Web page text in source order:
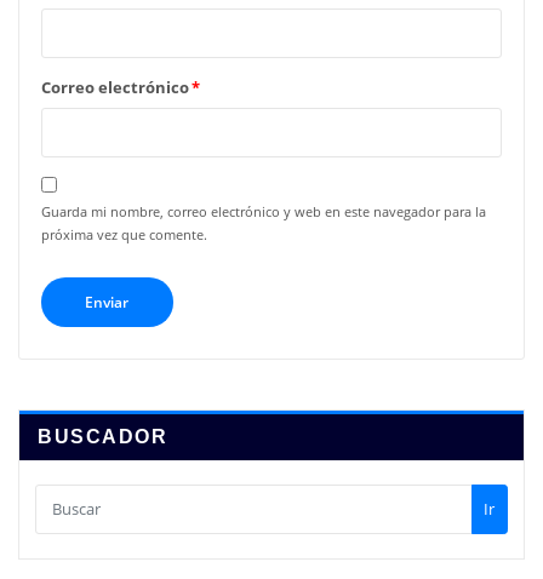
Correo electrónico*
Guarda mi nombre, correo electrónico y web en este navegador para la
próxima vez que comente.
BUSCADOR
Ir